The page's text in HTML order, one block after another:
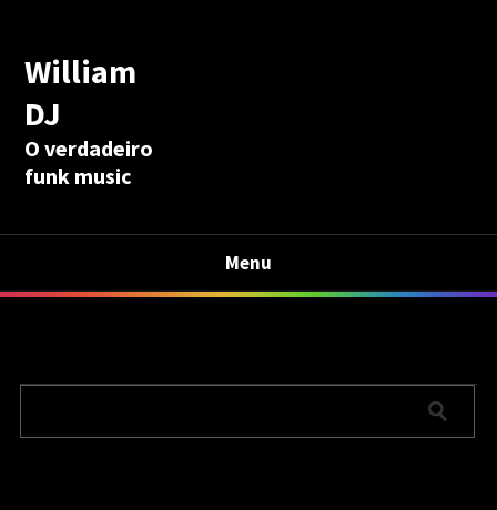
William
DJ
O verdadeiro
funk music
Menu